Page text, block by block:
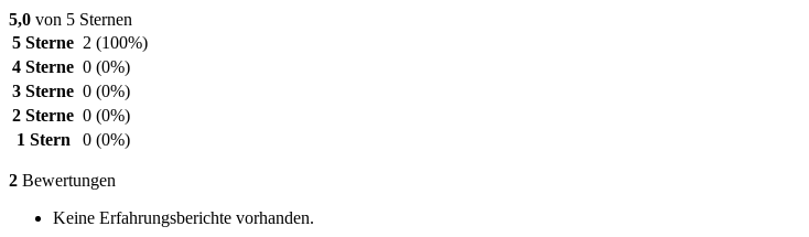
5,0 von 5 Sternen
5 Sterne 2 (100%)
4 Sterne 0 (0%)
3 Sterne 0 (0%)
2 Sterne 0 (0%)
1 Stern
0 (0%)
2 Bewertungen
Keine Erfahrungsberichte vorhanden.